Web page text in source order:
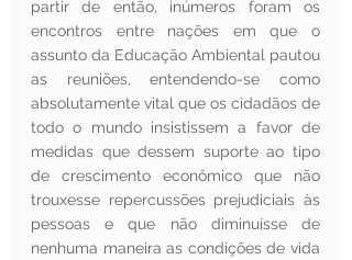
partir de então, inúmeros foram os
encontros entre nações em que o
assunto da Educação Ambiental pautou
as reuniões, entendendo-se como
absolutamente vital que os cidadãos de
todo o mundo insistissem a favor de
medidas que dessem suporte ao tipo
de crescimento econômico que não
trouxesse repercussões prejudiciais às
pessoas e que não diminuísse de
nenhuma maneira as condições de vida